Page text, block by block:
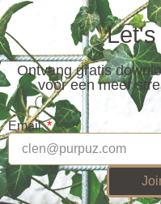
Let's
Ontvang gratis
voor een meer
Email